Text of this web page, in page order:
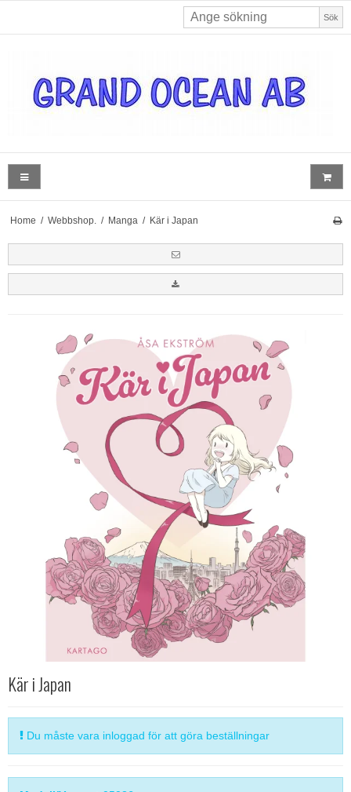
Sök
Home / Webbshop. / Manga / Kär i Japan
Kär i Japan
Du måste vara inloggad för att göra beställningar